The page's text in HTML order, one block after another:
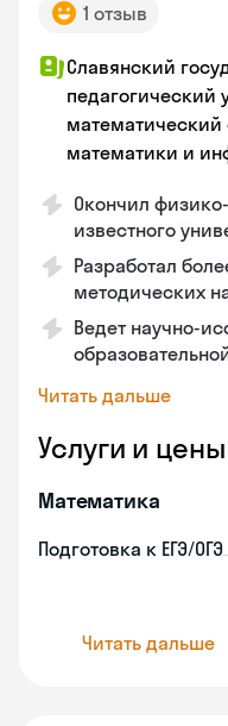
1 отзыв
Славянский
педагогический
математический
математики и
Окончил
известного
Разработал
методических
Ведет научно-
Читать дальше
Услуги и цены
Математика
Подготовка к ЕГЭ/ОГЭ
Читать дальше